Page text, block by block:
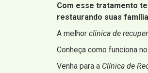
Com esse tratamento
restaurando suas
A melhor clinica de
Conheça como funciona
Venha para a Clínica de